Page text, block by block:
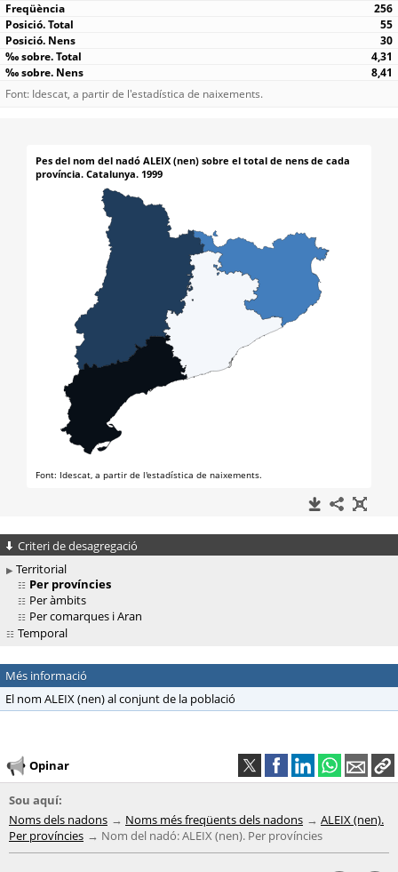
256
55
30
4,31
8,41
Font: Idescat, a partir de l'estadística de naixements.
Criteri de desagregació
Territorial
Per províncies
Per àmbits
Per comarques i Aran
Temporal
Més informació
El nom ALEIX (nen) al conjunt de la població
Opinar
Sou aquí:
Noms dels nadons
Noms més freqüents dels nadons
ALEIX (nen).
Per províncies
Nom del nadó: ALEIX (nen). Per províncies